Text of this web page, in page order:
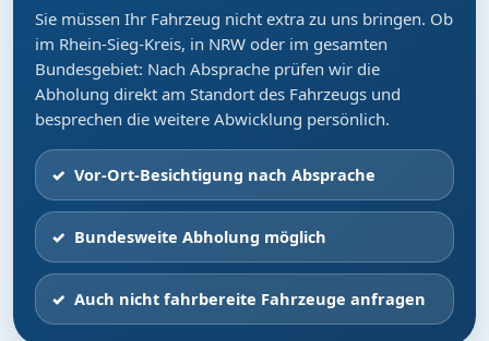
Sie müssen Ihr Fahrzeug nicht extra zu uns bringen. Ob
im Rhein-Sieg-Kreis, in NRW oder im gesamten
Bundesgebiet: Nach Absprache prüfen wir die
Abholung direkt am Standort des Fahrzeugs und
besprechen die weitere Abwicklung persönlich.
Vor-Ort-Besichtigung nach Absprache
Bundesweite Abholung möglich
Auch nicht fahrbereite Fahrzeuge anfragen